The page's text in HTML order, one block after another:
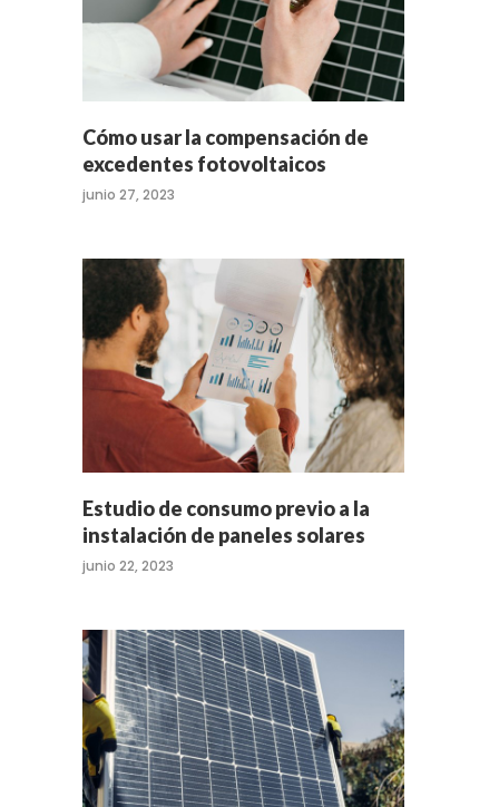
Cómo usar la compensación de
excedentes fotovoltaicos
junio 27, 2023
Estudio de consumo previo a la
instalación de paneles solares
junio 22, 2023